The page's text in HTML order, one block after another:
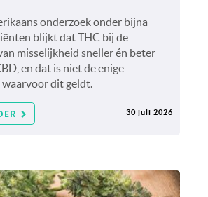
onderzoek onder bijna
blijkt dat THC bij de
misselijkheid sneller én beter
en dat is niet de enige
dit geldt.
30 juli 2026